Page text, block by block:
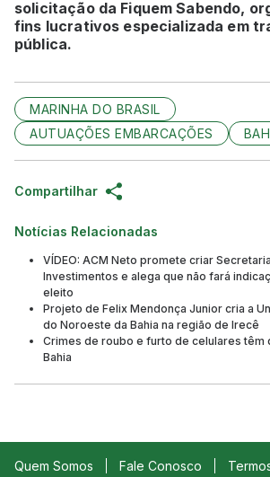
solicitação da Fiquem Sabendo,
fins lucrativos especializada em
pública.
MARINHA DO BRASIL
AUTUAÇÕES EMBARCAÇÕES
Compartilhar
Notícias Relacionadas
VÍDEO: ACM Neto promete criar
Investimentos e alega que não fará
eleito
Projeto de Felix Mendonça Junior cria a
do Noroeste da Bahia na região de Irecê
Crimes de roubo e furto de celulares têm
Bahia
Quem Somos Fale Conosco